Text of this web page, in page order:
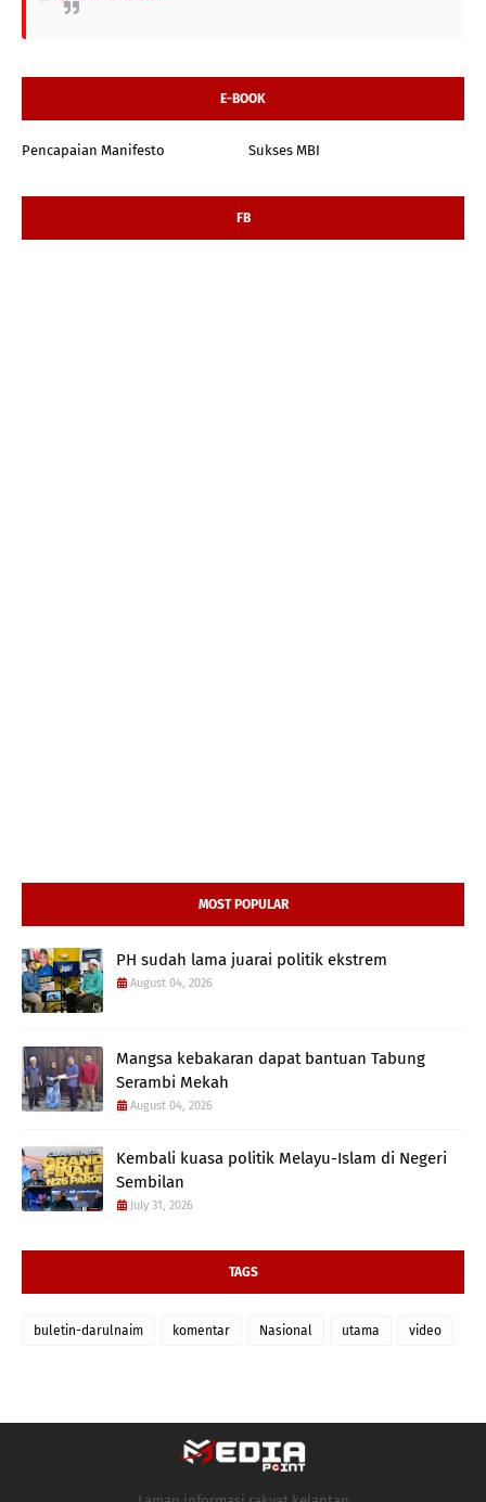
E-BOOK
Pencapaian Manifesto Sukses MBI
FB
MOST POPULAR
PH sudah lama juarai politik ekstrem
August 04, 2026
Mangsa kebakaran dapat bantuan Tabung
Serambi Mekah
August 04, 2026
Kembali kuasa politik Melayu-Islam di Negeri
Sembilan
July 31, 2026
TAGS
buletin-darulnaim komentar Nasional utama video